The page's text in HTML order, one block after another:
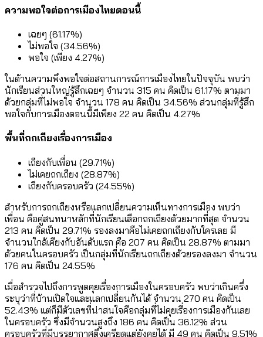
ความพอใจต่อการเมืองไทยตอนนี้
เฉยๆ (61.17%)
ไม่พอใจ (34.56%)
พอใจ (เพียง 4.27%)
ในด้านความพึงพอใจต่อสถานการณ์การเมืองไทยในปัจจุบัน พบว่า
นักเรียนส่วนใหญ่รู้สึกเฉยๆ จำนวน 315 คน คิดเป็น 61.17% ตามมา
ด้วยกลุ่มที่ไม่พอใจ จำนวน 178 คน คิดเป็น 34.56% ส่วนกลุ่มที่รู้สึก
พอใจกับการเมืองตอนนี้มีเพียง 22 คน คิดเป็น 4.27%
พื้นที่ถกเถียงเรื่องการเมือง
เถียงกับเพื่อน (29.71%)
ไม่เคยถกเถียง (28.87%)
เถียงกับครอบครัว (24.55%)
สำหรับการถกเถียงหรือแลกเปลี่ยนความเห็นทางการเมือง พบว่า
เพื่อน คือคู่สนทนาหลักที่นักเรียนเลือกถกเถียงด้วยมากที่สุด จำนวน
213 คน คิดเป็น 29.71% รองลงมาคือไม่เคยถกเถียงกับใครเลย มี
จำนวนใกล้เคียงกับอันดับแรก คือ 207 คน คิดเป็น 28.87% ตามมา
ด้วยคนในครอบครัว เป็นกลุ่มที่นักเรียนถกเถียงด้วยรองลงมา จำนวน
176 คน คิดเป็น 24.55%
เมื่อสำรวจไปถึงการพูดคุยเรื่องการเมืองในครอบครัว พบว่าเกินครึ่ง
ระบุว่าที่บ้านเปิดใจและแลกเปลี่ยนกันได้ จำนวน 270 คน คิดเป็น
52.43% แต่ก็มีตัวเลขที่น่าสนใจคือกลุ่มที่ไม่คุยเรื่องการเมืองกันเลย
ในครอบครัว ซึ่งมีจำนวนสูงถึง 186 คน คิดเป็น 36.12% ส่วน
ครอบครัวที่มีบรรยากาศตึงเครียดแต่ยังคุยได้ มี 49 คน คิดเป็น 9.51%